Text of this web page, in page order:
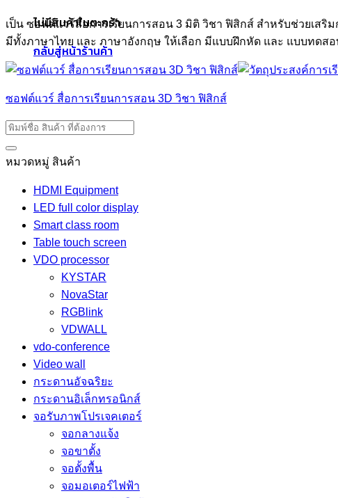
ไม่มีสินค้าในตะกร้า
กลับสู่หน้าร้านค้า
เป็น ซอฟต์แวร์สื่อการเรียนการสอน 3 มิติ วิชา ฟิสิกส์ สำหรับช่วยเสริ
มีทั้งภาษาไทย และ ภาษาอังกฤษ ให้เลือก มีแบบฝึกหัด และ แบบทดสอ
ซอฟต์แวร์ สื่อการเรียนการสอน 3D วิชา ฟิสิกส์
หมวดหมู่ สินค้า
HDMI Equipment
LED full color display
Smart class room
Table touch screen
VDO processor
KYSTAR
NovaStar
RGBlink
VDWALL
vdo-conference
Video wall
กระดานอัจฉริยะ
กระดานอิเล็กทรอนิกส์
จอรับภาพโปรเจคเตอร์
จอกลางแจ้ง
จอขาตั้ง
จอตั้งพื้น
จอมอเตอร์ไฟฟ้า